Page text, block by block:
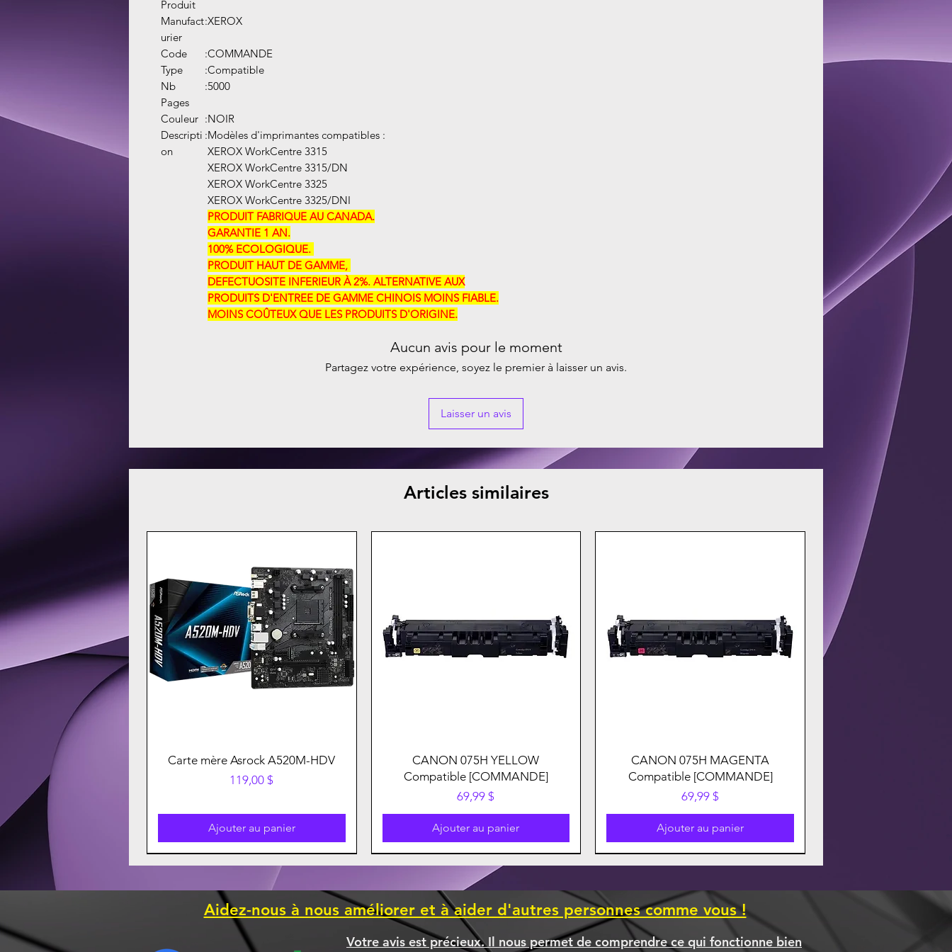
Produit
Manufact
urier
:XEROX
Code :COMMANDE
Type
:Compatible
Nb
Pages
:5000
Couleur :NOIR
Descripti
on
:Modèles d'imprimantes compatibles :
XEROX WorkCentre 3315
XEROX WorkCentre 3315/DN
XEROX WorkCentre 3325
XEROX WorkCentre 3325/DNI
PRODUIT FABRIQUE AU CANADA.
GARANTIE 1 AN.
100% ECOLOGIQUE. ​​
PRODUIT HAUT DE GAMME, ​​
DEFECTUOSITE INFERIEUR À 2%. ALTERNATIVE AUX
PRODUITS D'ENTREE DE GAMME CHINOIS MOINS FIABLE.
MOINS COÛTEUX QUE LES PRODUITS D'ORIGINE.
Aucun avis pour le moment
Partagez votre expérience, soyez le premier à laisser un avis.
Laisser un avis
Articles similaires
Carte mère Asrock A520M-HDV
Prix
119,00 $
Ajouter au panier
CANON 075H YELLOW
Compatible [COMMANDE]
Prix
69,99 $
Ajouter au panier
CANON 075H MAGENTA
Compatible [COMMANDE]
Prix
69,99 $
Ajouter au panier
Aidez-nous à nous améliorer et à aider d'autres personnes comme vous !
Votre avis est précieux. Il nous permet de comprendre ce qui fonctionne bien